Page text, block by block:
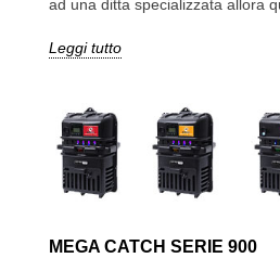
ad una ditta specializzata allora
Leggi tutto
MEGA CATCH SERIE 900